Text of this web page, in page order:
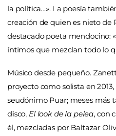
la política…». La poesía
creación de quien es nieto de
destacado poeta mendocino:
íntimos que mezclan todo lo
Músico desde pequeño.
proyecto como solista en
seudónimo Puar; meses más
disco, El look de la pelea, con
él, mezcladas por Baltazar